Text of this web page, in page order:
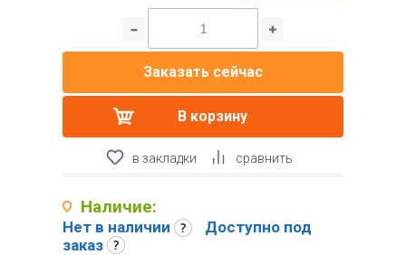
Заказать сейчас
В корзину
в закладки сравнить
Наличие:
Нет в наличии
Доступно под
заказ